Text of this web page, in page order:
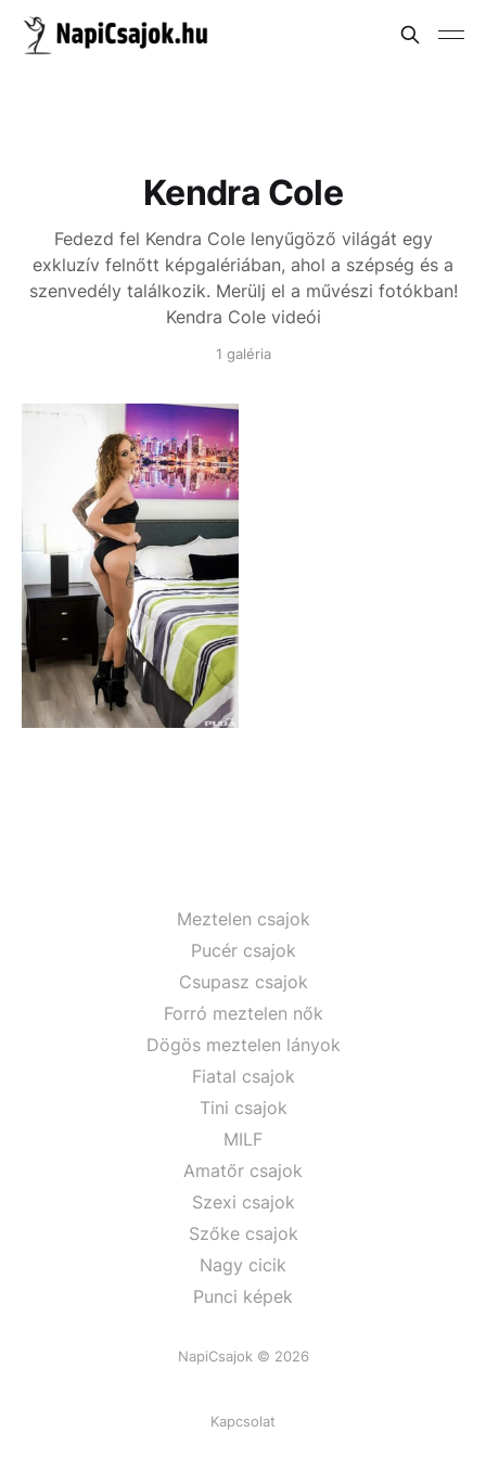
Kendra Cole
Fedezd fel Kendra Cole lenyűgöző világát egy
exkluzív felnőtt képgalériában, ahol a szépség és a
szenvedély találkozik. Merülj el a művészi fotókban!
Kendra Cole videói
1 galéria
Meztelen csajok
Pucér csajok
Csupasz csajok
Forró meztelen nők
Dögös meztelen lányok
Fiatal csajok
Tini csajok
MILF
Amatőr csajok
Szexi csajok
Szőke csajok
Nagy cicik
Punci képek
NapiCsajok © 2026
Kapcsolat